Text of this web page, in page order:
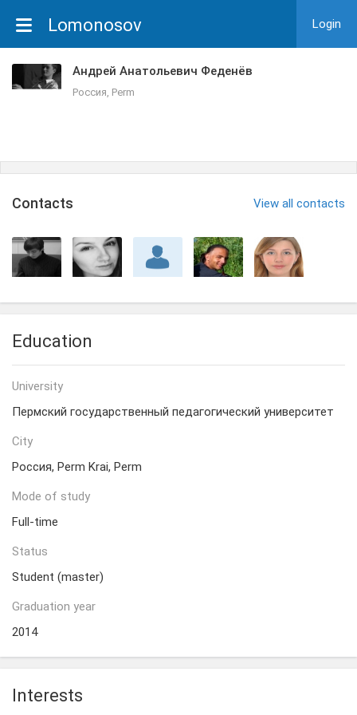
Lomonosov Login
Андрей Анатольевич Феденёв
Россия, Perm
Сontacts View all contacts
Education
University
Пермский государственный педагогический университет
City
Россия, Perm Krai, Perm
Mode of study
Full-time
Status
Student (master)
Graduation year
2014
Interests